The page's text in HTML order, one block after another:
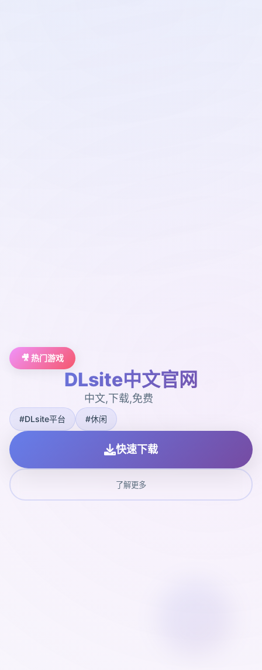
🎥 热门游戏
DLsite中文官网
中文,下载,免费
#DLsite平台 #休闲
快速下载
了解更多